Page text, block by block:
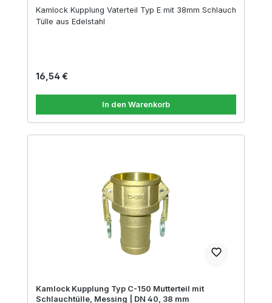
Kamlock Kupplung Vaterteil Typ E mit 38mm Schlauch
Tülle aus Edelstahl
Regulärer Preis:
16,54 €
In den Warenkorb
Kamlock Kupplung Typ C-150 Mutterteil mit
Schlauchtülle, Messing | DN 40, 38 mm